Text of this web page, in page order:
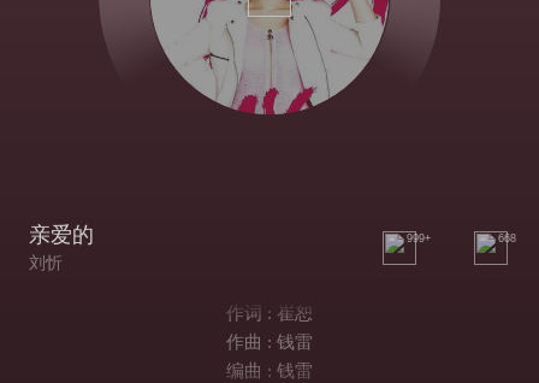
亲爱的
刘忻
999+ 668
作词 : 崔恕
作曲 : 钱雷
编曲 : 钱雷